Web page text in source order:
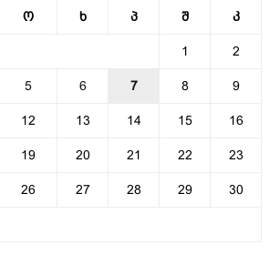
ო ხ პ შ კ
1 2
5 6 7 8 9
12 13 14 15 16
19 20 21 22 23
26 27 28 29 30